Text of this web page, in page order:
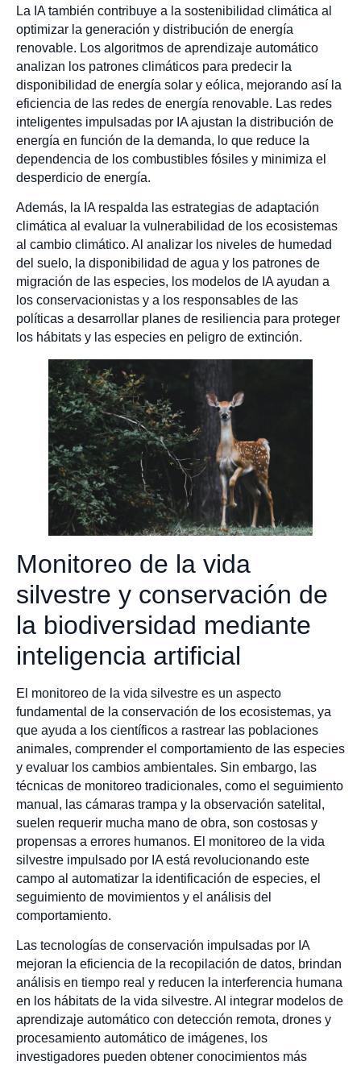
La IA también contribuye a la sostenibilidad climática al
optimizar la generación y distribución de energía
renovable. Los algoritmos de aprendizaje automático
analizan los patrones climáticos para predecir la
disponibilidad de energía solar y eólica, mejorando así la
eficiencia de las redes de energía renovable. Las redes
inteligentes impulsadas por IA ajustan la distribución de
energía en función de la demanda, lo que reduce la
dependencia de los combustibles fósiles y minimiza el
desperdicio de energía.
Además, la IA respalda las estrategias de adaptación
climática al evaluar la vulnerabilidad de los ecosistemas
al cambio climático. Al analizar los niveles de humedad
del suelo, la disponibilidad de agua y los patrones de
migración de las especies, los modelos de IA ayudan a
los conservacionistas y a los responsables de las
políticas a desarrollar planes de resiliencia para proteger
los hábitats y las especies en peligro de extinción.
Monitoreo de la vida
silvestre y conservación de
la biodiversidad mediante
inteligencia artificial
El monitoreo de la vida silvestre es un aspecto
fundamental de la conservación de los ecosistemas, ya
que ayuda a los científicos a rastrear las poblaciones
animales, comprender el comportamiento de las especies
y evaluar los cambios ambientales. Sin embargo, las
técnicas de monitoreo tradicionales, como el seguimiento
manual, las cámaras trampa y la observación satelital,
suelen requerir mucha mano de obra, son costosas y
propensas a errores humanos. El monitoreo de la vida
silvestre impulsado por IA está revolucionando este
campo al automatizar la identificación de especies, el
seguimiento de movimientos y el análisis del
comportamiento.
Las tecnologías de conservación impulsadas por IA
mejoran la eficiencia de la recopilación de datos, brindan
análisis en tiempo real y reducen la interferencia humana
en los hábitats de la vida silvestre. Al integrar modelos de
aprendizaje automático con detección remota, drones y
procesamiento automático de imágenes, los
investigadores pueden obtener conocimientos más